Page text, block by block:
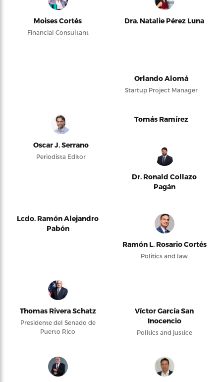
Moises Cortés
Financial Consultant
Dra. Natalie Pérez Luna
Orlando Alomá
Startup Project Manager
Oscar J. Serrano
Periodista Editor
Tomás Ramírez
Dr. Ronald Collazo
Pagán
Lcdo. Ramón Alejandro
Pabón
Ramón L. Rosario Cortés
Politics and law
Thomas Rivera Schatz
Presidente del Senado de
Puerto Rico
Víctor García San
Inocencio
Politics and justice